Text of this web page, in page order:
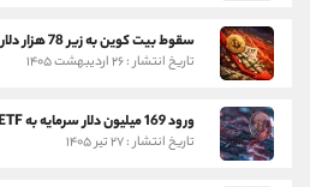
سقوط بیت کوین به زیر 78 هزار دلار
تاریخ انتشار : ۲۶ اردیبهشت ۱۴۰۵
ورود 169 میلیون دلار سرمایه به ETF های بیت کوین و اتریوم
تاریخ انتشار : ۲۷ تیر ۱۴۰۵